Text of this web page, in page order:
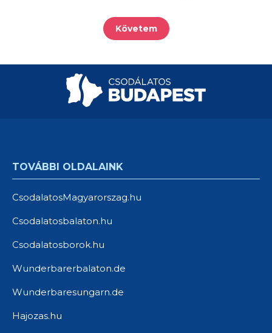
Követem
TOVÁBBI OLDALAINK
CsodalatosMagyarorszag.hu
Csodalatosbalaton.hu
Csodalatosborok.hu
Wunderbarerbalaton.de
Wunderbaresungarn.de
Hajozas.hu